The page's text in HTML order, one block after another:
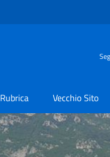
Rubrica Vecchio Sito